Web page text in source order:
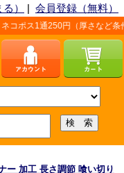
） | 会員登録（無料）
円（厚さなど条件あり）。詳
ー 加工 長さ調節 喰い切り